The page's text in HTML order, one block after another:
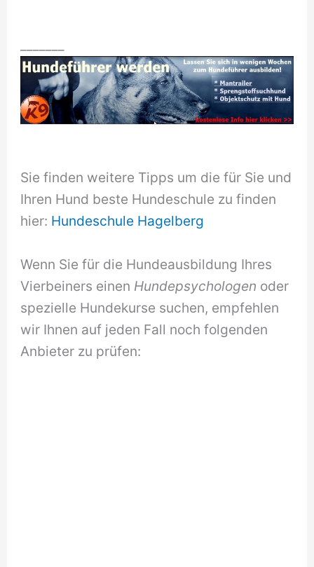
Sie finden weitere Tipps um die für Sie und
Ihren Hund beste Hundeschule zu finden
hier: Hundeschule Hagelberg
Wenn Sie für die Hundeausbildung Ihres
Vierbeiners einen Hundepsychologen oder
spezielle Hundekurse suchen, empfehlen
wir Ihnen auf jeden Fall noch folgenden
Anbieter zu prüfen: